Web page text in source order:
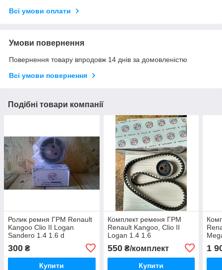
Всі умови оплати
Умови повернення
Повернення товару впродовж 14 днів за домовленістю
Всі умови повернення
Подібні товари компанії
Ролик ремня ГРМ Renault
Kangoo Clio II Logan
Sandero 1.4 1.6 d
300 ₴
Купити
Комплект ременя ГРМ
Renault Kangoo, Clio II
Logan 1.4 1.6
550₴/комплект
Купити
1